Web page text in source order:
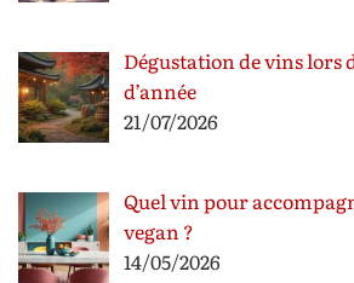
Dégustation de vins lors
d’année
21/07/2026
Quel vin pour
vegan ?
14/05/2026